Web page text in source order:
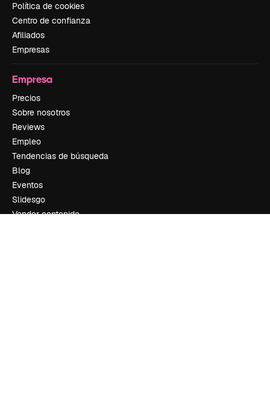
Política de cookies
Centro de confianza
Afiliados
Empresas
Empresa
Precios
Sobre nosotros
Reviews
Empleo
Tendencias de búsqueda
Blog
Eventos
Slidesgo
Vender contenido